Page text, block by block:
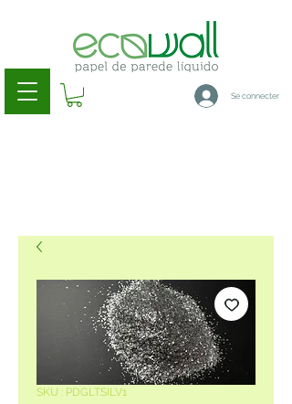
Se connecter
SKU : PDGLTSILV1